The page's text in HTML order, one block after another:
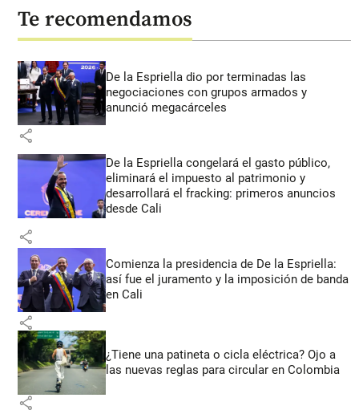
Te recomendamos
De la Espriella dio por terminadas las
negociaciones con grupos armados y
anunció megacárceles
share
De la Espriella congelará el gasto público,
eliminará el impuesto al patrimonio y
desarrollará el fracking: primeros anuncios
desde Cali
share
Comienza la presidencia de De la Espriella:
así fue el juramento y la imposición de banda
en Cali
share
¿Tiene una patineta o cicla eléctrica? Ojo a
las nuevas reglas para circular en Colombia
share